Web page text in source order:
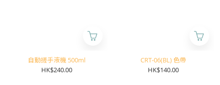
自動搓手液機 500ml
HK$240.00
CRT-06(BL) 色帶
HK$140.00